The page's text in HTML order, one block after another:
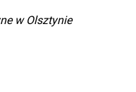
w Olsztynie